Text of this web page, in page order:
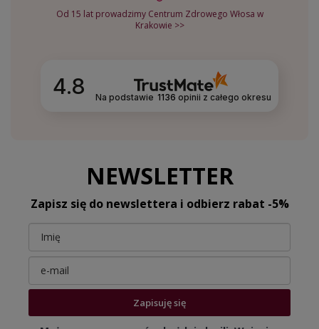
Od 15 lat prowadzimy Centrum Zdrowego Włosa w
Krakowie >>
4.8 Na podstawie 1136 opinii z całego okresu
NEWSLETTER
Zapisz się do newslettera i odbierz rabat -5%
Zapisuję się